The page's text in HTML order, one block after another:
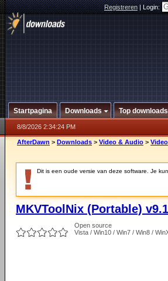
Registreren|Login:
Startpagina Downloads Top downloads
8/8/2026 2:34:24 PM
AfterDawn > Downloads > Video & Audio >
Dit is een oude versie van deze software. Je
MKVToolNix (Portable)
Open source
Vista / Win10 / Win7 / Win8 /